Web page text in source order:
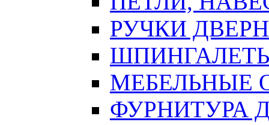
РУЧКИ
МЕБЕЛЬНЫЕ
ФУРНИТУРА